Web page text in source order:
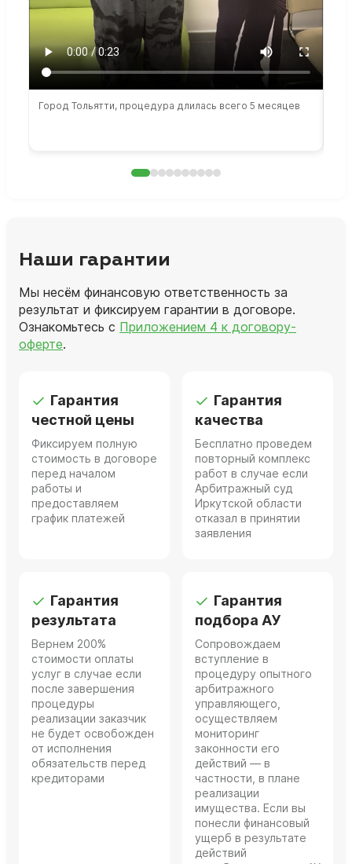
Город Тольятти, процедура длилась всего 5 месяцев
Наши гарантии
Мы несём финансовую ответственность за
результат и фиксируем гарантии в договоре.
Ознакомьтесь с Приложением 4 к договору-
оферте.
Гарантия
честной цены
Фиксируем полную
стоимость в договоре
перед началом
работы и
предоставляем
график платежей
Гарантия
качества
Бесплатно проведем
повторный комплекс
работ в случае если
Арбитражный суд
Иркутской области
отказал в принятии
заявления
Гарантия
результата
Вернем 200%
стоимости оплаты
услуг в случае если
после завершения
процедуры
реализации заказчик
не будет освобожден
от исполнения
обязательств перед
кредиторами
Гарантия
подбора АУ
Сопровождаем
вступление в
процедуру опытного
арбитражного
управляющего,
осуществляем
мониторинг
законности его
действий — в
частности, в плане
реализации
имущества. Если вы
понесли финансовый
ущерб в результате
действий